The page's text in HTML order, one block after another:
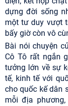
dựng đời sống
một tư duy vượt
bấy giờ còn vô
Bài nói chuyện
Cô Tô rất ngắn
tưởng lớn về sự
tế, kinh tế với
cho quốc kế dân
mỗi địa